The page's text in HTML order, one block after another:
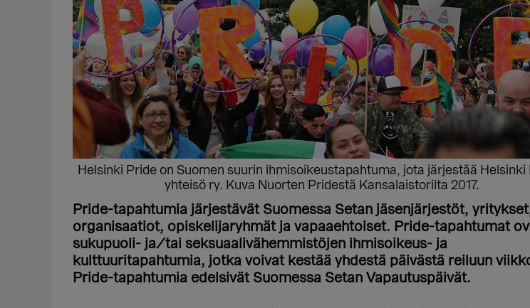
Helsinki Pride on Suomen suurin ihmisoikeustapahtuma, jota järjestää Helsinki
yhteisö ry. Kuva Nuorten Pridestä Kansalaistorilta 2017.
Pride-tapahtumia järjestävät Suomessa Setan jäsenjärjestöt,
organisaatiot, opiskelijaryhmät ja vapaaehtoiset. Pride-tapahtumat
sukupuoli- ja/tai seksuaalivähemmistöjen ihmisoikeus- ja
kulttuuritapahtumia, jotka voivat kestää yhdestä päivästä reiluun
Pride-tapahtumia edelsivät Suomessa Setan Vapautuspäivät.